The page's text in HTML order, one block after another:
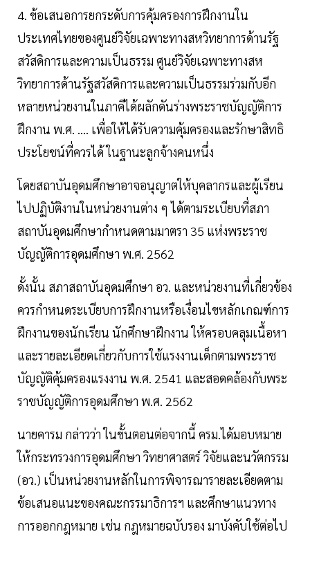
4. ข้อเสนอการยกระดับการคุ้มครองการฝึกงานใน
ประเทศไทยของศูนย์วิจัยเฉพาะทางสหวิทยาการด้านรัฐ
สวัสดิการและความเป็นธรรม ศูนย์วิจัยเฉพาะทางสห
วิทยาการด้านรัฐสวัสดิการและความเป็นธรรมร่วมกับอีก
หลายหน่วยงานในภาคีได้ผลักดันร่างพระราชบัญญัติการ
ฝึกงาน พ.ศ. .... เพื่อให้ได้รับความคุ้มครองและรักษาสิทธิ
ประโยชน์ที่ควรได้ ในฐานะลูกจ้างคนหนึ่ง
โดยสถาบันอุดมศึกษาอาจอนุญาตให้บุคลากรและผู้เรียน
ไปปฏิบัติงานในหน่วยงานต่าง ๆ ได้ตามระเบียบที่สภา
สถาบันอุดมศึกษากำหนดตามมาตรา 35 แห่งพระราช
บัญญัติการอุดมศึกษา พ.ศ. 2562
ดั้งนั้น สภาสถาบันอุดมศึกษา อว. และหน่วยงานที่เกี่ยวข้อง
ควรกำหนดระเบียบการฝึกงานหรือเงื่อนไขหลักเกณฑ์การ
ฝึกงานของนักเรียน นักศึกษาฝึกงาน ให้ครอบคลุมเนื้อหา
และรายละเอียดเกี่ยวกับการใช้แรงงานเด็กตามพระราช
บัญญัติคุ้มครองแรงงาน พ.ศ. 2541 และสอดคล้องกับพระ
ราชบัญญัติการอุดมศึกษา พ.ศ. 2562
นายคารม กล่าวว่า ในขั้นตอนต่อจากนี้ ครม.ได้มอบหมาย
ให้กระทรวงการอุดมศึกษา วิทยาศาสตร์ วิจัยและนวัตกรรม
(อว.) เป็นหน่วยงานหลักในการพิจารณารายละเอียดตาม
ข้อเสนอแนะของคณะกรรมาธิการฯ และศึกษาแนวทาง
การออกกฎหมาย เช่น กฎหมายฉบับรอง มาบังคับใช้ต่อไป